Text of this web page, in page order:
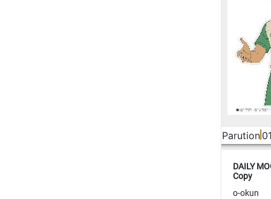
Parution
DAILY
Copy
o-okun